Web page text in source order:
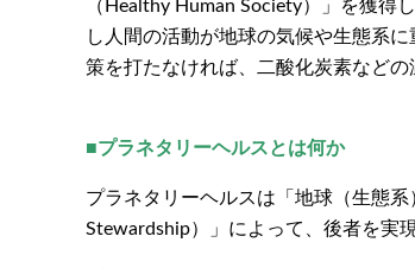
（Healthy Human Society）」を獲
し人間の活動が地球の気候や生態系
策を打たなければ、二酸化炭素など
■プラネタリーヘルスとは何か
プラネタリーヘルスは「地球（生態
Stewardship）」によって、後者を実